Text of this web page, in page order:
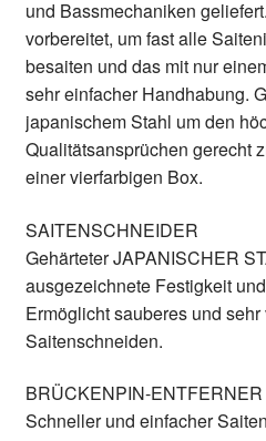
und Bassmechaniken
vorbereitet, um fast alle
besaiten und das mit nur
sehr einfacher Handhabung.
japanischem Stahl um den
Qualitätsansprüchen gerecht
einer vierfarbigen Box.
SAITENSCHNEIDER
Gehärteter JAPANISCHER
ausgezeichnete Festigkeit
Ermöglicht sauberes und
Saitenschneiden.
BRÜCKENPIN-ENTFERNER
Schneller und einfacher